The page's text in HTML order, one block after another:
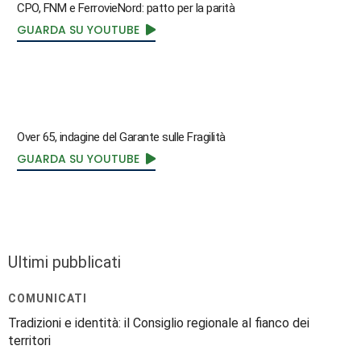
CPO, FNM e FerrovieNord: patto per la parità
GUARDA SU YOUTUBE
Over 65, indagine del Garante sulle Fragilità
GUARDA SU YOUTUBE
Ultimi pubblicati
COMUNICATI
Tradizioni e identità: il Consiglio regionale al fianco dei
territori